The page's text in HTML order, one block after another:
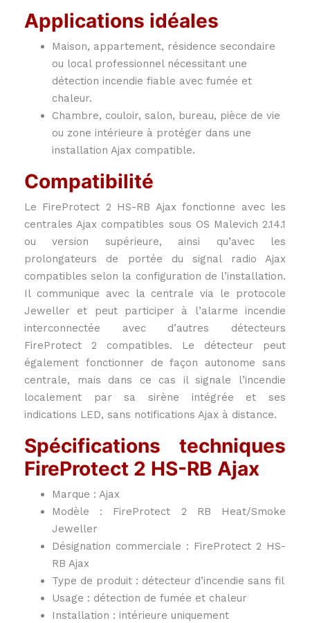
Applications idéales
Maison, appartement, résidence secondaire
ou local professionnel nécessitant une
détection incendie fiable avec fumée et
chaleur.
Chambre, couloir, salon, bureau, pièce de vie
ou zone intérieure à protéger dans une
installation Ajax compatible.
Compatibilité
Le FireProtect 2 HS-RB Ajax fonctionne avec les
centrales Ajax compatibles sous OS Malevich 2.14.1
ou version supérieure, ainsi qu’avec les
prolongateurs de portée du signal radio Ajax
compatibles selon la configuration de l’installation.
Il communique avec la centrale via le protocole
Jeweller et peut participer à l’alarme incendie
interconnectée avec d’autres détecteurs
FireProtect 2 compatibles. Le détecteur peut
également fonctionner de façon autonome sans
centrale, mais dans ce cas il signale l’incendie
localement par sa sirène intégrée et ses
indications LED, sans notifications Ajax à distance.
Spécifications techniques
FireProtect 2 HS-RB Ajax
Marque : Ajax
Modèle : FireProtect 2 RB Heat/Smoke
Jeweller
Désignation commerciale : FireProtect 2 HS-
RB Ajax
Type de produit : détecteur d’incendie sans fil
Usage : détection de fumée et chaleur
Installation : intérieure uniquement